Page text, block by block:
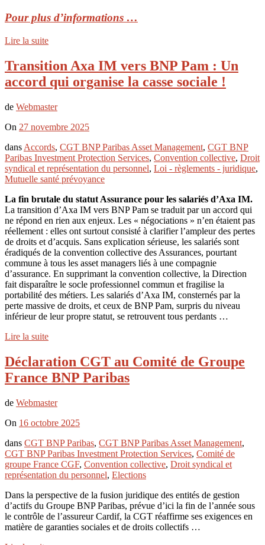
Pour plus d’informations …
Lire la suite
Transition Axa IM vers BNP Pam : Un
accord qui organise la casse sociale !
de Webmaster
On 27 novembre 2025
dans Accords, CGT BNP Paribas Asset Management, CGT BNP
Paribas Investment Protection Services, Convention collective, Droit
syndical et représentation du personnel, Loi - règlements - juridique,
Mutuelle santé prévoyance
La fin brutale du statut Assurance pour les salariés d’Axa IM.
La transition d’Axa IM vers BNP Pam se traduit par un accord qui
ne répond en rien aux enjeux. Les « négociations » n’en étaient pas
réellement : elles ont surtout consisté à clarifier l’ampleur des pertes
de droits et d’acquis. Sans explication sérieuse, les salariés sont
éradiqués de la convention collective des Assurances, pourtant
commune à tous les asset managers liés à une compagnie
d’assurance. En supprimant la convention collective, la Direction
fait disparaître le socle professionnel commun et fragilise la
portabilité des métiers. Les salariés d’Axa IM, consternés par la
perte massive de droits, et ceux de BNP Pam, surpris du niveau
inférieur de leur propre statut, se retrouvent tous perdants …
Lire la suite
Déclaration CGT au Comité de Groupe
France BNP Paribas
de Webmaster
On 16 octobre 2025
dans CGT BNP Paribas, CGT BNP Paribas Asset Management,
CGT BNP Paribas Investment Protection Services, Comité de
groupe France CGF, Convention collective, Droit syndical et
représentation du personnel, Elections
Dans la perspective de la fusion juridique des entités de gestion
d’actifs du Groupe BNP Paribas, prévue d’ici la fin de l’année sous
le contrôle de l’assureur Cardif, la CGT réaffirme ses exigences en
matière de garanties sociales et de droits collectifs …